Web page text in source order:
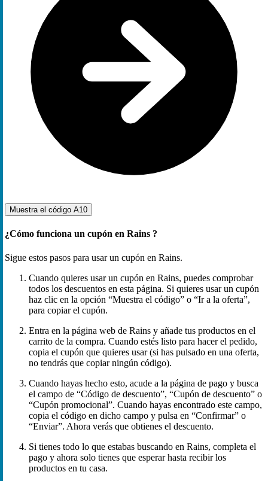
Muestra el código A10
¿Cómo funciona un cupón en Rains ?
Sigue estos pasos para usar un cupón en Rains.
Cuando quieres usar un cupón en Rains, puedes comprobar
todos los descuentos en esta página. Si quieres usar un cupón
haz clic en la opción “Muestra el código” o “Ir a la oferta”,
para copiar el cupón.
Entra en la página web de Rains y añade tus productos en el
carrito de la compra. Cuando estés listo para hacer el pedido,
copia el cupón que quieres usar (si has pulsado en una oferta,
no tendrás que copiar ningún código).
Cuando hayas hecho esto, acude a la página de pago y busca
el campo de “Código de descuento”, “Cupón de descuento” o
“Cupón promocional”. Cuando hayas encontrado este campo,
copia el código en dicho campo y pulsa en “Confirmar” o
“Enviar”. Ahora verás que obtienes el descuento.
Si tienes todo lo que estabas buscando en Rains, completa el
pago y ahora solo tienes que esperar hasta recibir los
productos en tu casa.